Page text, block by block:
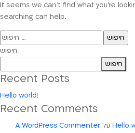
It seems we can’t find what you’re
searching can help.
חיפוש:
חיפוש
חיפוש
Recent Posts
Hello world!
Recent Comments
A WordPress Commenter Hello